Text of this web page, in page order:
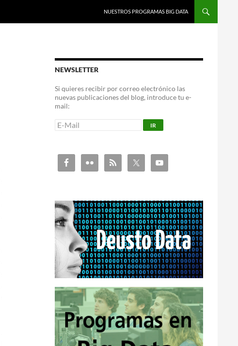
NUESTROS PROGRAMAS BIG DATA
NEWSLETTER
Si quieres recibir por correo electrónico las
nuevas publicaciones del blog, introduce tu e-
mail: